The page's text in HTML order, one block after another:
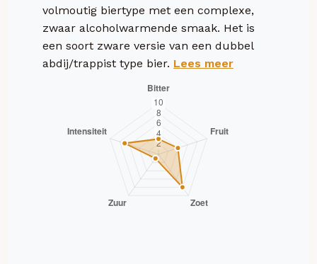
volmoutig biertype met een complexe,
zwaar alcoholwarmende smaak. Het is
een soort zware versie van een dubbel
abdij/trappist type bier. Lees meer